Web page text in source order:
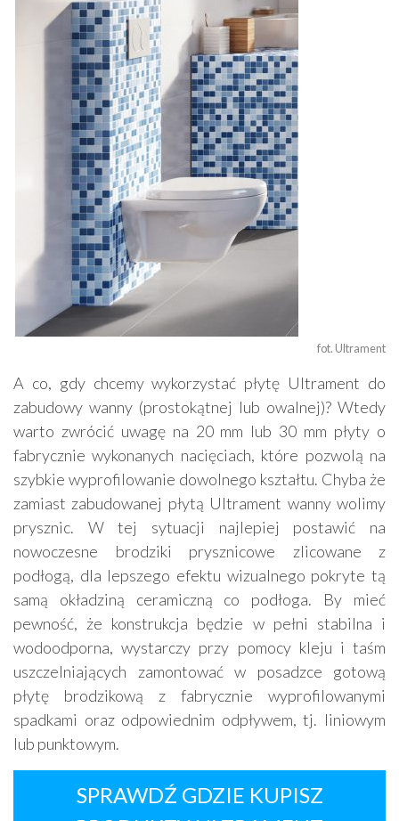
fot. Ultrament
A co, gdy chcemy wykorzystać płytę Ultrament do
zabudowy wanny (prostokątnej lub owalnej)? Wtedy
warto zwrócić uwagę na 20 mm lub 30 mm płyty o
fabrycznie wykonanych nacięciach, które pozwolą na
szybkie wyprofilowanie dowolnego kształtu. Chyba że
zamiast zabudowanej płytą Ultrament wanny wolimy
prysznic. W tej sytuacji najlepiej postawić na
nowoczesne brodziki prysznicowe zlicowane z
podłogą, dla lepszego efektu wizualnego pokryte tą
samą okładziną ceramiczną co podłoga. By mieć
pewność, że konstrukcja będzie w pełni stabilna i
wodoodporna, wystarczy przy pomocy kleju i taśm
uszczelniających zamontować w posadzce gotową
płytę brodzikową z fabrycznie wyprofilowanymi
spadkami oraz odpowiednim odpływem, tj. liniowym
lub punktowym.
SPRAWDŹ GDZIE KUPISZ